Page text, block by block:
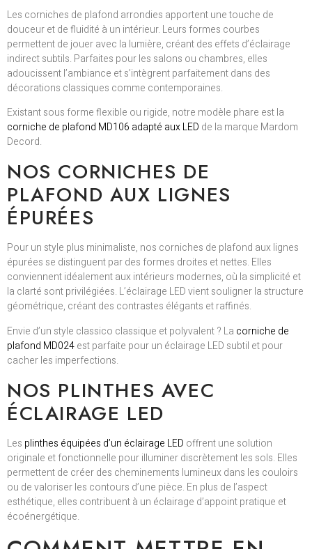
Les corniches de plafond arrondies apportent une touche de
douceur et de fluidité à un intérieur. Leurs formes courbes
permettent de jouer avec la lumière, créant des effets d’éclairage
indirect subtils. Parfaites pour les salons ou chambres, elles
adoucissent l’ambiance et s’intègrent parfaitement dans des
décorations classiques comme contemporaines.
Existant sous forme flexible ou rigide, notre modèle phare est la
corniche de plafond MD106 adapté aux LED de la marque Mardom
Decord.
NOS CORNICHES DE
PLAFOND AUX LIGNES
ÉPURÉES
Pour un style plus minimaliste, nos corniches de plafond aux lignes
épurées se distinguent par des formes droites et nettes. Elles
conviennent idéalement aux intérieurs modernes, où la simplicité et
la clarté sont privilégiées. L’éclairage LED vient souligner la structure
géométrique, créant des contrastes élégants et raffinés.
Envie d’un style classico classique et polyvalent ? La corniche de
plafond MD024est parfaite pour un éclairage LED subtil et pour
cacher les imperfections.
NOS PLINTHES AVEC
ÉCLAIRAGE LED
Les plinthes équipées d’un éclairage LED offrent une solution
originale et fonctionnelle pour illuminer discrètement les sols. Elles
permettent de créer des cheminements lumineux dans les couloirs
ou de valoriser les contours d’une pièce. En plus de l’aspect
esthétique, elles contribuent à un éclairage d’appoint pratique et
écoénergétique.